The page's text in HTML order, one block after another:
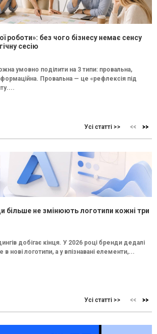
роботи»: без чого бізнесу немає сенсу
сесію
умовно поділити на 3 типи: провальна,
Провальна — це «рефлексія під
Усі статті >>
більше не змінюють логотипи кожні три
добігає кінця. У 2026 році бренди дедалі
в нові логотипи, а у впізнавані елементи,...
Усі статті >>